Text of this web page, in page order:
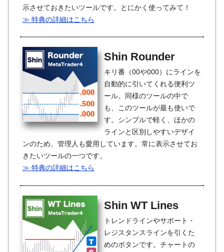
示させておきたいツールです。とにかく使ってみて！
≫ 特典の詳細はこちら
Shin Rounder
キリ番（00や000）にラインを
自動的に引いてくれる便利ツ
ール。同様のツールの中で
も、このツールが最も使いで
す。シンプルで軽く、ほかの
ラインと区別しやすいデザイ
ンのため、管理人も愛用しています。常に表示させてお
きたいツールの一つです。
≫ 特典の詳細はこちら
Shin WT Lines
トレンドラインやサポート・
レジスタンスラインを引くた
めのボタンです。チャートの